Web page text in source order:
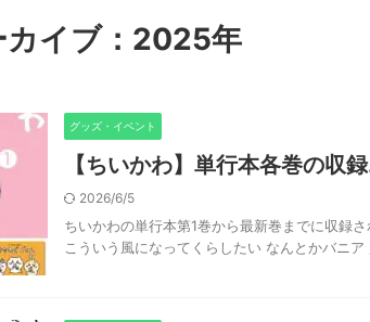
カイブ：2025年
グッズ・イベント
【ちいかわ】単行本各巻の収
2026/6/5
ちいかわの単行本第1巻から最新巻までに収録
こういう風になってくらしたい なんとかバニ